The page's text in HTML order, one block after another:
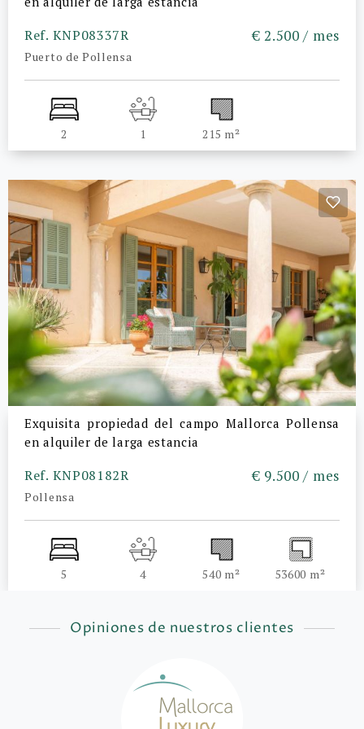
Ref. KNP08337R
Puerto de Pollensa
€ 2.500 / mes
2 1 215 m²
Exquisita propiedad del campo Mallorca Pollensa
en alquiler de larga estancia
Ref. KNP08182R
Pollensa
€ 9.500 / mes
5 4 540 m² 53600 m²
Opiniones de nuestros clientes